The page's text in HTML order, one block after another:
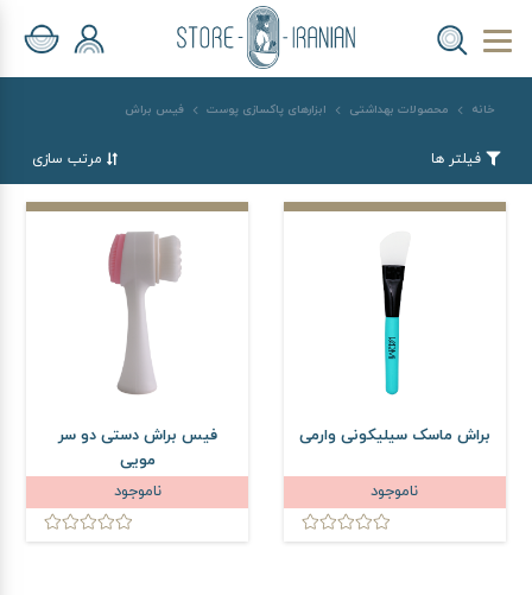
خانه محصولات بهداشتی ابزارهای پاکسازی پوست فیس براش
فیلتر ها مرتب سازی
براش ماسک سیلیکونی وارمی
ناموجود
فیس براش دستی دو سر
مویی
ناموجود